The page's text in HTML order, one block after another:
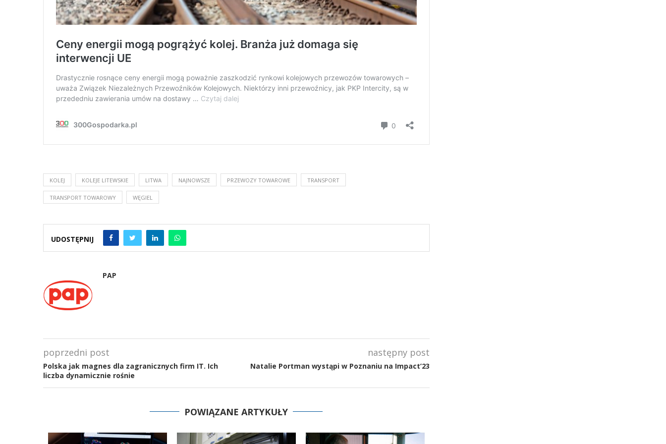
KOLEJ KOLEJE LITEWSKIE LITWA NAJNOWSZE PRZEWOZY TOWAROWE TRANSPORT
TRANSPORT TOWAROWY WĘGIEL
UDOSTĘPNIJ
PAP
poprzedni post
Polska jak magnes dla zagranicznych firm IT. Ich
liczba dynamicznie rośnie
następny post
Natalie Portman wystąpi w Poznaniu na Impact’23
POWIĄZANE ARTYKUŁY